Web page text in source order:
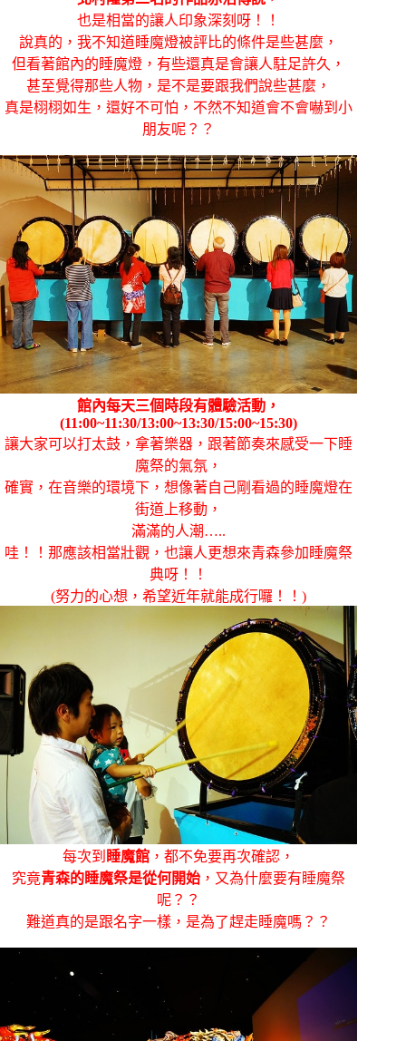
也是相當的讓人印象深刻呀！！
說真的，我不知道睡魔燈被評比的條件是些甚麼，
但看著館內的睡魔燈，有些還真是會讓人駐足許久，
甚至覺得那些人物，是不是要跟我們說些甚麼，
真是栩栩如生，還好不可怕，不然不知道會不會嚇到小
朋友呢？？
館內每天三個時段有體驗活動，
(11:00~11:30/13:00~13:30/15:00~15:30)
讓大家可以打太鼓，拿著樂器，跟著節奏來感受一下睡
魔祭的氣氛，
確實，在音樂的環境下，想像著自己剛看過的睡魔燈在
街道上移動，
滿滿的人潮…..
哇！！那應該相當壯觀，也讓人更想來青森參加睡魔祭
典呀！！
(努力的心想，希望近年就能成行囉！！)
每次到 睡魔館 ，都不免要再次確認，
究竟青森的睡魔祭是從何開始 ，又為什麼要有睡魔祭
呢？？
難道真的是跟名字一樣，是為了趕走睡魔嗎？？